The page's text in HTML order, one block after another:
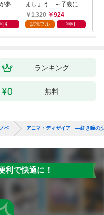
夢は
割引
ましょう ～子狼に気
に入られた男の転移物
語～
1,320 924
試読フル 割引
て
～
ランキング
無料
ベ アニマ・ディザイア ―紅き瞳の
利で快適に！